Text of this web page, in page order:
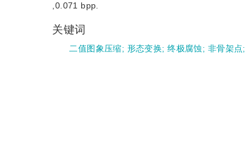
,0.071 bpp.
关键词
二值图象压缩; 形态变换;终极腐蚀; 非骨架点;